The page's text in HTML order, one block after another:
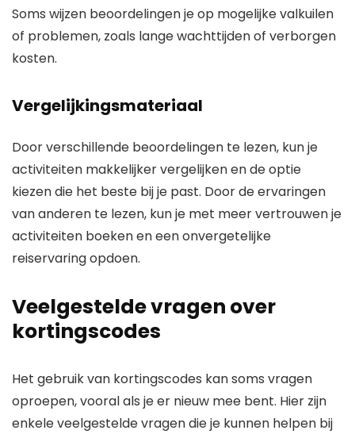
Soms wijzen beoordelingen je op mogelijke valkuilen
of problemen, zoals lange wachttijden of verborgen
kosten.
Vergelijkingsmateriaal
Door verschillende beoordelingen te lezen, kun je
activiteiten makkelijker vergelijken en de optie
kiezen die het beste bij je past. Door de ervaringen
van anderen te lezen, kun je met meer vertrouwen je
activiteiten boeken en een onvergetelijke
reiservaring opdoen.
Veelgestelde vragen over
kortingscodes
Het gebruik van kortingscodes kan soms vragen
oproepen, vooral als je er nieuw mee bent. Hier zijn
enkele veelgestelde vragen die je kunnen helpen bij